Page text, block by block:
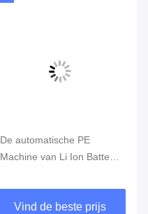
De automatische PE
Machine van Li Ion Battery
Vind de beste prijs